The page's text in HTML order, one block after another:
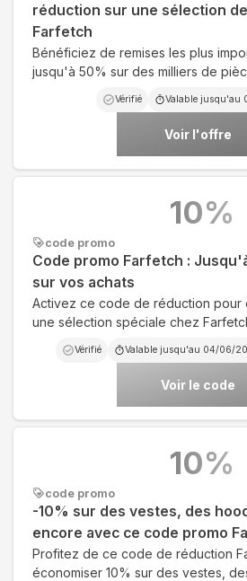
réduction sur une sélection
Farfetch
Bénéficiez de remises les plus
jusqu'à 50% sur des milliers de
Vérifié Valable jusqu'au
Voir l'offre
code promo
Code promo Farfetch :
sur vos achats
Activez ce code de réduction pour
une sélection spéciale chez
Vérifié Valable jusqu'au 04/06/
Voir le code
10%
code promo
-10% sur des vestes, des
encore avec ce code promo
Profitez de ce code de réduction
économiser 10% sur des vestes,
10%